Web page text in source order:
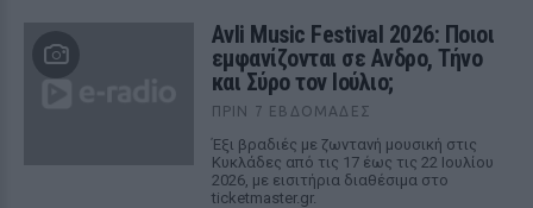
Avli Music Festival 2026: Ποιοι
εμφανίζονται σε Ανδρο, Τήνο
και Σύρο τον Ιούλιο;
ΠΡΙΝ 7 ΕΒΔΟΜΆΔΕΣ
Έξι βραδιές με ζωντανή μουσική στις
Κυκλάδες από τις 17 έως τις 22 Ιουλίου
2026, με εισιτήρια διαθέσιμα στο
ticketmaster.gr.